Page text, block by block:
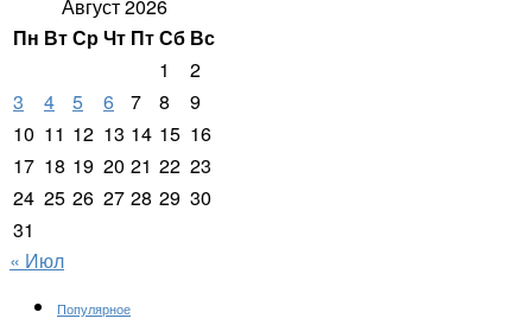
Август 2026
Пн ВтСрЧт ПтСб Вс
1
2
3
4 5 6 7 8
9
10 11 12 13 14 15 16
17 18 19 20 21 22 23
24 25 26 27 28 29 30
31
« Июл
Популярное